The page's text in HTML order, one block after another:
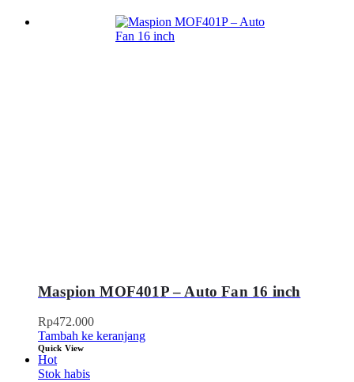
Maspion MOF401P – Auto Fan 16 inch
Rp472.000
Tambah ke keranjang
Quick View
Hot
Stok habis